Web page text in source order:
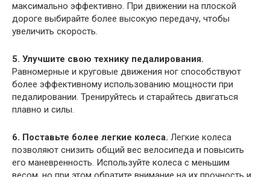
максимально эффективно. При движении на плоской
дороге выбирайте более высокую передачу, чтобы
увеличить скорость.
5. Улучшите свою технику педалирования.
Равномерные и круговые движения ног способствуют
более эффективному использованию мощности при
педалировании. Тренируйтесь и старайтесь двигаться
плавно и силы.
6. Поставьте более легкие колеса. Легкие колеса
позволяют снизить общий вес велосипеда и повысить
его маневренность. Используйте колеса с меньшим